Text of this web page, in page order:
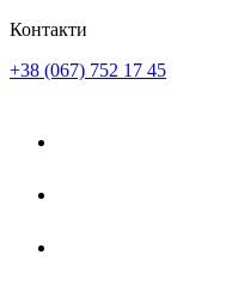
Контакти
+38 (067) 752 17 45